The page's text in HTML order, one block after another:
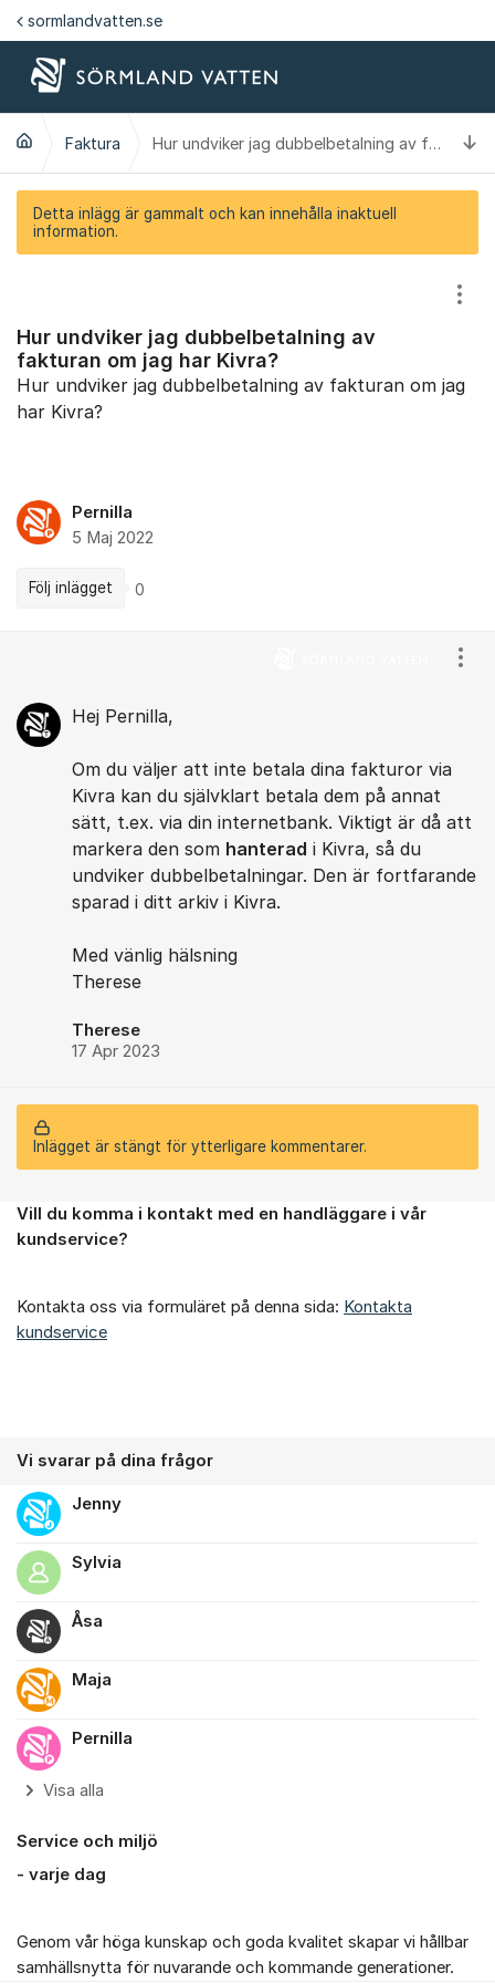
Hoppa till innehåll
sormlandvatten.se
Faktura Hur undviker jag dubbelbetalning av fakturan om jag har Kivra?
Detta inlägg är gammalt och kan innehålla inaktuell
information.
Hur undviker jag dubbelbetalning av
fakturan om jag har Kivra?
Hur undviker jag dubbelbetalning av fakturan om jag
har Kivra?
Pernilla
5 Maj 2022
Följ inlägget 0
Hej Pernilla,
Om du väljer att inte betala dina fakturor via
Kivra kan du självklart betala dem på annat
sätt, t.ex. via din internetbank. Viktigt är då att
markera den som hanterad i Kivra, så du
undviker dubbelbetalningar. Den är fortfarande
sparad i ditt arkiv i Kivra.
Med vänlig hälsning
Therese
Therese
17 Apr 2023
Inlägget är stängt för ytterligare kommentarer.
Om forumet
Vill du komma i kontakt med en handläggare i vår
kundservice?
Kontakta oss via formuläret på denna sida: Kontakta
kundservice
Vi svarar på dina frågor
Jenny
Sylvia
Åsa
Maja
Pernilla
Visa alla
Service och miljö
- varje dag
Genom vår höga kunskap och goda kvalitet skapar vi hållbar
samhällsnytta för nuvarande och kommande generationer.